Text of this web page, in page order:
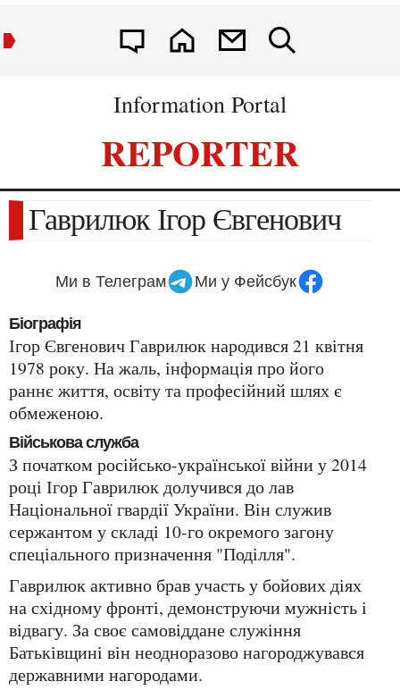
Information Portal
REPORTER
Гаврилюк Ігор Євгенович
Ми в Телеграм Ми у Фейсбук
Біографія
Ігор Євгенович Гаврилюк народився 21 квітня
1978 року. На жаль, інформація про його
раннє життя, освіту та професійний шлях є
обмеженою.
Військова служба
З початком російсько-української війни у 2014
році Ігор Гаврилюк долучився до лав
Національної гвардії України. Він служив
сержантом у складі 10-го окремого загону
спеціального призначення "Поділля".
Гаврилюк активно брав участь у бойових діях
на східному фронті, демонструючи мужність і
відвагу. За своє самовіддане служіння
Батьківщині він неодноразово нагороджувався
державними нагородами.